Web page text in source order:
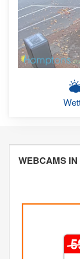
WEBCAMS